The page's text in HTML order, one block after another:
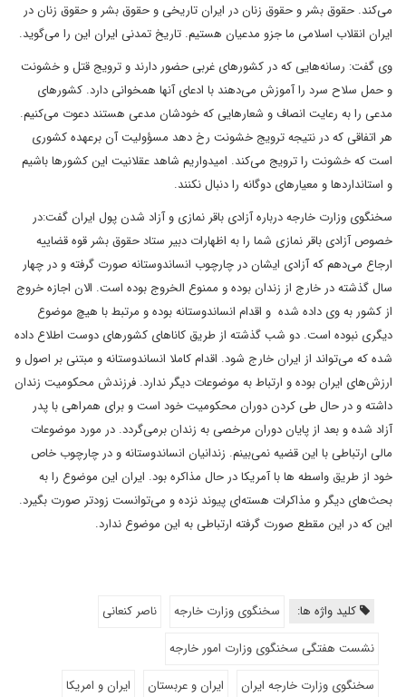
می‌کند. حقوق بشر و حقوق زنان در ایران تاریخی و حقوق بشر و حقوق زنان در
ایران انقلاب اسلامی ما جزو مدعیان هستیم. تاریخ تمدنی ایران این را می‌گوید.
وی گفت: رسانه‌هایی که در کشورهای غربی حضور دارند و ترویج قتل و خشونت
و حمل سلاح سرد را آموزش می‌دهند با ادعای آنها همخوانی دارد. کشورهای
مدعی را به رعایت انصاف و شعارهایی که خودشان مدعی هستند دعوت می‌کنیم.
هر اتفاقی که در نتیجه ترویج خشونت رخ دهد مسؤولیت آن برعهده کشوری
است که خشونت را ترویج می‌کند. امیدواریم شاهد عقلانیت این کشورها باشیم
و استانداردها و معیارهای دوگانه را دنبال نکنند.
سخنگوی وزارت خارجه درباره آزادی باقر نمازی و آزاد شدن پول ایران گفت:‌در
خصوص آزادی باقر نمازی شما را به اظهارات دبیر ستاد حقوق بشر قوه قضاییه
ارجاع می‌دهم که آزادی ایشان در چارچوب انساندوستانه صورت گرفته و در چهار
سال گذشته در خارج از زندان بوده و ممنوع الخروج بوده است. الان اجازه خروج
از کشور به وی داده شده و اقدام انساندوستانه بوده و مرتبط با هیچ موضوع
دیگری نبوده است. دو شب گذشته از طریق کانا‌های کشورهای دوست اطلاع داده
شده که می‌تواند از ایران خارج شود. اقدام کاملا انساندوستانه و مبتنی بر اصول و
ارزش‌های ایران بوده و ارتباط به موضوعات دیگر ندارد. فرزندش محکومیت زندان
داشته و در حال طی کردن دوران محکومیت خود است و برای همراهی با پدر
آزاد شده و بعد از پایان دوران مرخصی به زندان برمی‌گردد. در مورد موضوعات
مالی ارتباطی با این قضیه نمی‌بینم. زندانیان انساندوستانه و در چارچوب خاص
خود از طریق واسطه ها با آمریکا در حال مذاکره بود. ایران این موضوع را به
بحث‌های دیگر و مذاکرات هسته‌ای پیوند نزده و می‌توانست زودتر صورت بگیرد.
این که در این مقطع صورت گرفته ارتباطی به این موضوع ندارد.
کلید واژه ها: سخنگوی وزارت خارجه
ناصر کنعانی
نشست هفتگی سخنگوی وزارت امور خارجه
سخنگوی وزارت خارجه ایران
ایران و عربستان ایران و امریکا